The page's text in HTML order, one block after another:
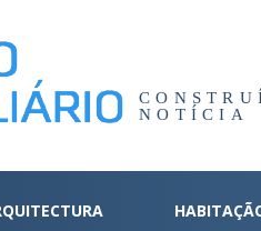
NOTÍCIA